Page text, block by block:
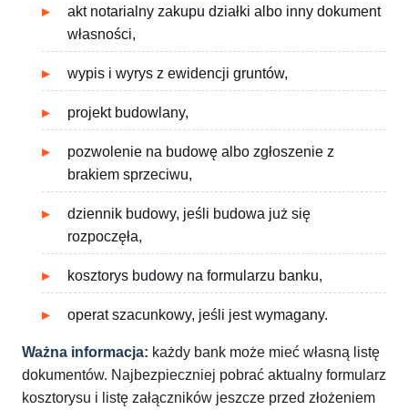
akt notarialny zakupu działki albo inny dokument
własności,
wypis i wyrys z ewidencji gruntów,
projekt budowlany,
pozwolenie na budowę albo zgłoszenie z
brakiem sprzeciwu,
dziennik budowy, jeśli budowa już się
rozpoczęła,
kosztorys budowy na formularzu banku,
operat szacunkowy, jeśli jest wymagany.
Ważna informacja: każdy bank może mieć własną listę
dokumentów. Najbezpieczniej pobrać aktualny formularz
kosztorysu i listę załączników jeszcze przed złożeniem